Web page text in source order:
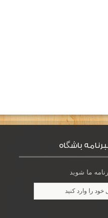
باشگاه
ما شوید